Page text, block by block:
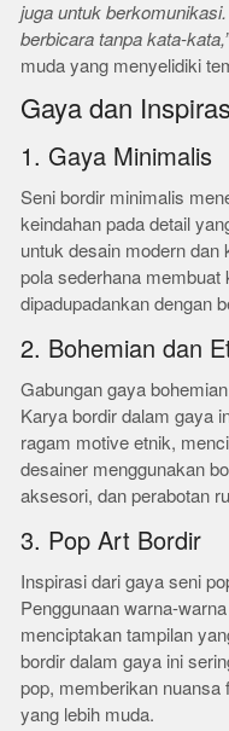
juga untuk
berbicara tanpa kata-
muda yang menyelidiki
Gaya dan
1. Gaya Minimalis
Seni bordir minimalis
keindahan pada detail
untuk desain modern dan
pola sederhana membuat
dipadupadankan dengan
2. Bohemian dan
Gabungan gaya
Karya bordir dalam gaya
ragam motive etnik,
desainer menggunakan
aksesori, dan perabotan
3. Pop Art Bordir
Inspirasi dari gaya seni
Penggunaan warna-
menciptakan tampilan
bordir dalam gaya ini
pop, memberikan nuansa
yang lebih muda.